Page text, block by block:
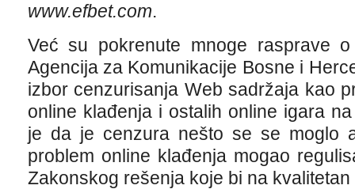
www.efbet.com.
Već su pokrenute mnoge rasprave
Agencija za Komunikacije Bosne i
izbor cenzurisanja Web sadržaja kao
online klađenja i ostalih online igara
je da je cenzura nešto se se moglo
problem online klađenja mogao
Zakonskog rešenja koje bi na